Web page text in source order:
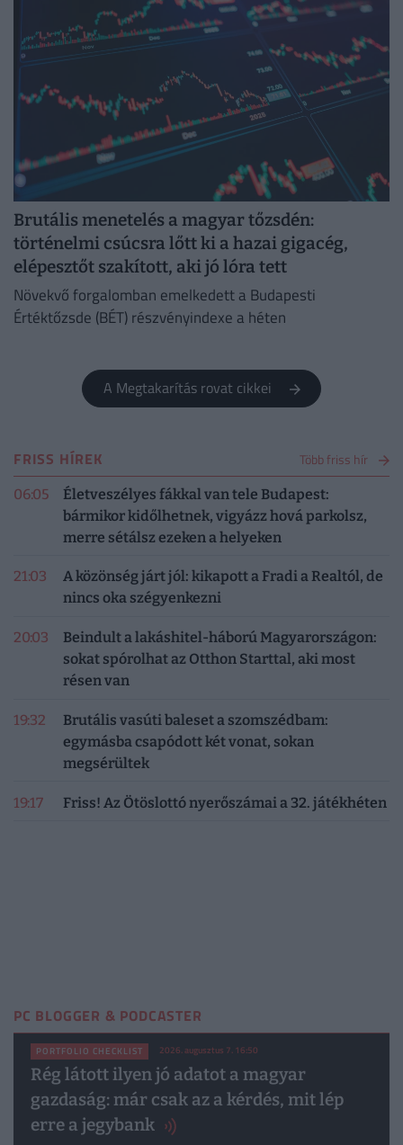
Brutális menetelés a magyar tőzsdén:
történelmi csúcsra lőtt ki a hazai gigacég,
elépesztőt szakított, aki jó lóra tett
Növekvő forgalomban emelkedett a Budapesti
Értéktőzsde (BÉT) részvényindexe a héten
A Megtakarítás rovat cikkei
FRISS HÍREK Több friss hír
06:05
Életveszélyes fákkal van tele Budapest:
bármikor kidőlhetnek, vigyázz hová parkolsz,
merre sétálsz ezeken a helyeken
21:03
A közönség járt jól: kikapott a Fradi a Realtól, de
nincs oka szégyenkezni
20:03
Beindult a lakáshitel-háború Magyarországon:
sokat spórolhat az Otthon Starttal, aki most
résen van
19:32
Brutális vasúti baleset a szomszédbam:
egymásba csapódott két vonat, sokan
megsérültek
19:17 Friss! Az Ötöslottó nyerőszámai a 32. játékhéten
PC BLOGGER & PODCASTER
PORTFOLIO CHECKLIST 2026. augusztus 7. 16:50
Rég látott ilyen jó adatot a magyar
gazdaság: már csak az a kérdés, mit lép
erre a jegybank